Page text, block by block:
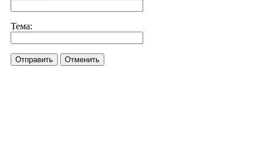
Тема:
Отправить Отменить